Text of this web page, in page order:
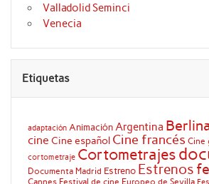
Valladolid Seminci
Venecia
Etiquetas
adaptación AnimaciónArgentina
cine Cine español Cine francés Cine
cortometraje Cortometrajes
Documenta Madrid Estreno Estrenos
Cannes